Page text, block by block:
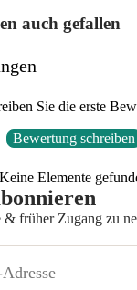
auch gefallen
Sie die erste
Bewertung schreiben
Keine Elemente
früher Zugang zu